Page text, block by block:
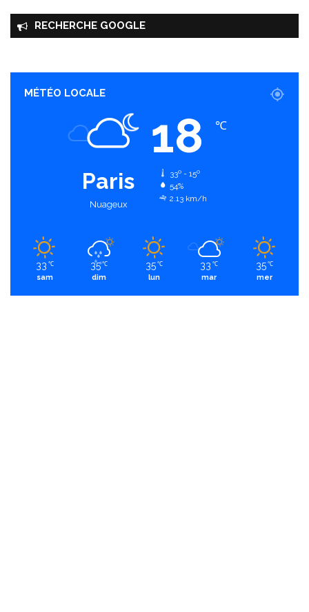
RECHERCHE GOOGLE
MÉTÉO LOCALE
Paris
Nuageux
18 ℃
33º - 15º
54%
2.13 km/h
33 ℃
sam
35 ℃
dim
35 ℃
lun
33 ℃
mar
35 ℃
mer